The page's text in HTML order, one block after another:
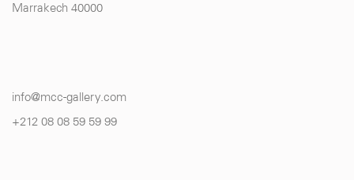
Marrakech 40000
info@mcc-gallery.com
+212 08 08 59 59 99